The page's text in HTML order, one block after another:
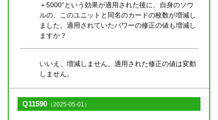
＋5000”という効果が適用された後に、自身のソウ
ルの、このユニットと同名のカードの枚数が増減し
ました。適用されていたパワーの修正の値も増減し
ますか？
いいえ、増減しません。適用された修正の値は変動
しません。
Q11590 （2025-05-01）